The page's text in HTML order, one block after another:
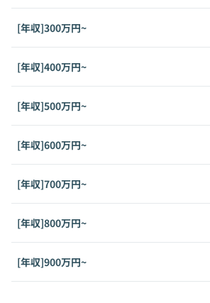
[年収]300万円~
[年収]400万円~
[年収]500万円~
[年収]600万円~
[年収]700万円~
[年収]800万円~
[年収]900万円~